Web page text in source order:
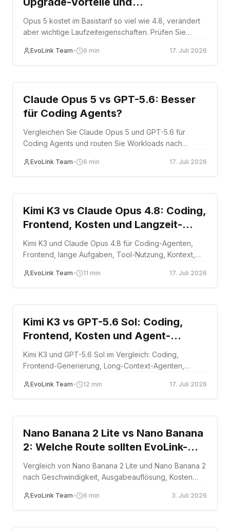
Migrationsrisiken
Opus 5 kostet im Basistarif so viel wie 4.8, verändert
aber wichtige Laufzeiteigenschaften. Prüfen Sie
EvoLink Team• 6 min 17. Juli 2026
Comparison
Claude Opus 5 vs GPT-5.6: Besser
für Coding Agents?
Vergleichen Sie Claude Opus 5 und GPT-5.6 für
Coding Agents und routen Sie Workloads nach
EvoLink Team• 6 min 17. Juli 2026
Comparison
Kimi K3 vs Claude Opus 4.8: Coding,
Frontend, Kosten und Langzeit-
Zuverlässigkeit
Kimi K3 und Claude Opus 4.8 für Coding-Agenten,
Frontend, lange Aufgaben, Tool-Nutzung, Kontext,
vergleichen.
EvoLink Team• 11 min 17. Juli 2026
Comparison
Kimi K3 vs GPT-5.6 Sol: Coding,
Frontend, Kosten und Agent-
Routing
Kimi K3 und GPT-5.6 Sol im Vergleich: Coding,
Frontend-Generierung, Long-Context-Agenten,
Aufgabe auf EvoLink.
EvoLink Team• 12 min 17. Juli 2026
Comparison
Nano Banana 2 Lite vs Nano Banana
2: Welche Route sollten EvoLink-
Nutzer wählen?
Vergleich von Nano Banana 2 Lite und Nano Banana 2
nach Geschwindigkeit, Ausgabeauflösung, Kosten
EvoLink Team• 6 min 3. Juli 2026
Comparison